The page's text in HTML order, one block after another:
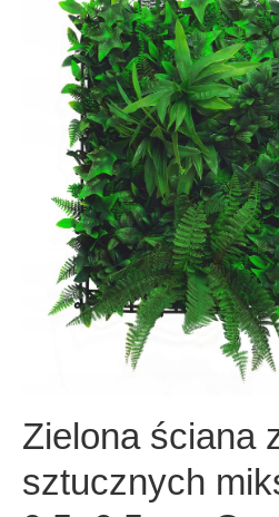
Zielona ściana
sztucznych